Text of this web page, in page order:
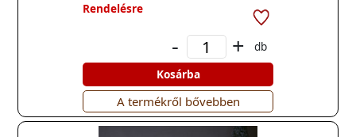
Rendelésre
- +
db
Kosárba
A termékről bővebben